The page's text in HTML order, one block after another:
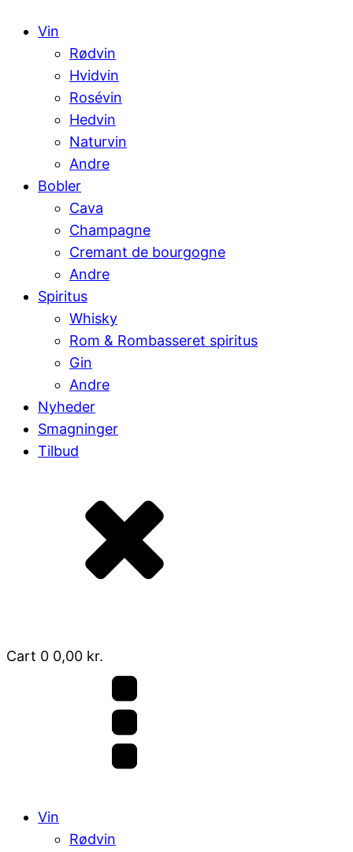
Vin
Rødvin
Hvidvin
Rosévin
Hedvin
Naturvin
Andre
Bobler
Cava
Champagne
Cremant de bourgogne
Andre
Spiritus
Whisky
Rom & Rombasseret spiritus
Gin
Andre
Nyheder
Smagninger
Tilbud
Cart 0 0,00 kr.
Vin
Rødvin